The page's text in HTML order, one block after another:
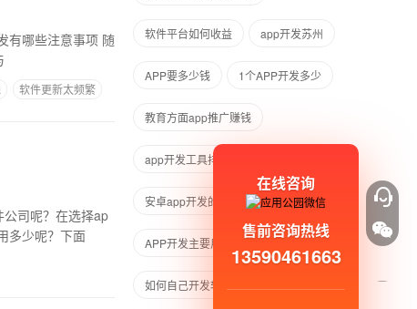
哪些注意事项 随
软件更新太频繁
司呢？在选择ap
多少呢？下面
软件平台如何收益 app开发苏州
APP要多少钱 1个APP开发多少
教育方面app推广赚钱
app开发工具排行
安卓app开发的环境
APP开发主要用到什么软件
如何自己开发软件app网站
在线咨询
售前咨询热线
13590461663